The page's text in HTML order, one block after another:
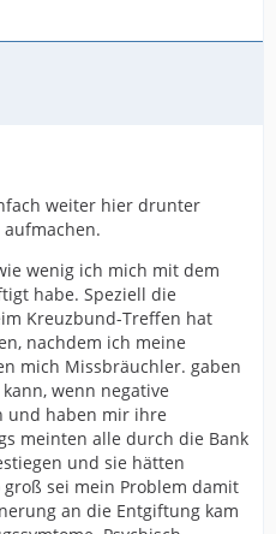
weiter hier drunter
wenig ich mich mit dem
habe. Speziell die
Kreuzbund-Treffen hat
nachdem ich meine
mich Missbräuchler. gaben
wenn negative
und haben mir ihre
meinten alle durch die Bank
und sie hätten
sei mein Problem damit
an die Entgiftung kam